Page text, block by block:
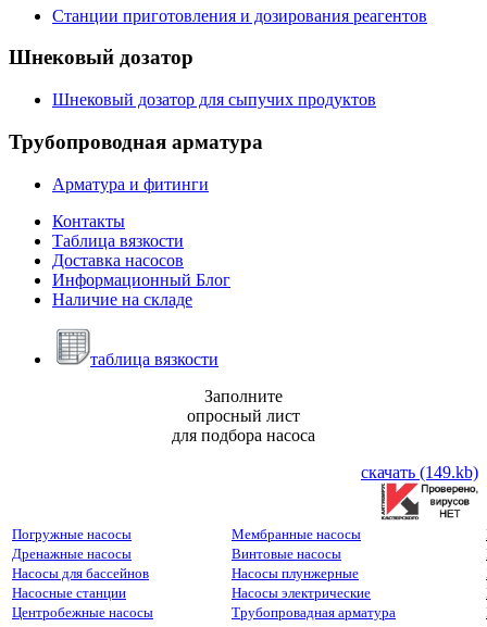
Станции приготовления и дозирования реагентов
Шнековый дозатор
Шнековый дозатор для сыпучих продуктов
Трубопроводная арматура
Арматура и фитинги
Контакты
Таблица вязкости
Доставка насосов
Информационный Блог
Наличие на складе
таблица вязкости
Заполните
опросный лист
для подбора насоса
скачать (149.kb)
Погружные насосы
Дренажные насосы
Насосы для бассейнов
Насосные станции
Центробежные насосы
Мембранные насосы
Винтовые насосы
Насосы плунжерные
Насосы электрические
Трубопровадная арматура